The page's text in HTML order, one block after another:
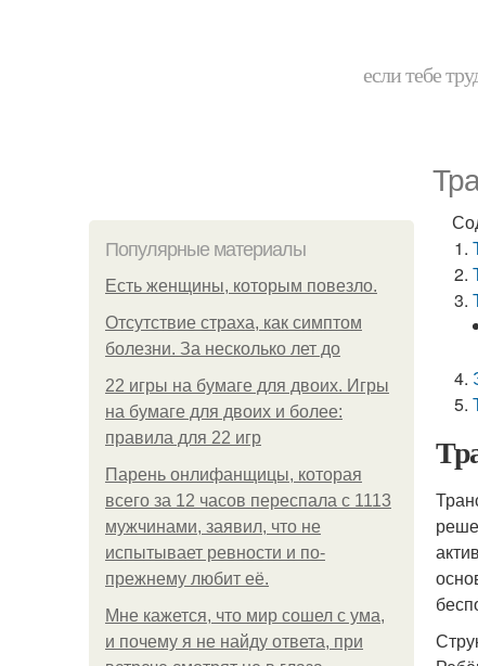
если тебе
Популярные материалы
Есть женщины, которым повезло.
Отсутствие страха, как симптом
болезни. За несколько лет до
22 игры на бумаге для двоих. Игры
на бумаге для двоих и более:
правила для 22 игр
Парень онлифанщицы, которая
всего за 12 часов переспала с 1113
мужчинами, заявил, что не
испытывает ревности и по-
прежнему любит её.
Мне кажется, что мир сошел с ума,
и почему я не найду ответа, при